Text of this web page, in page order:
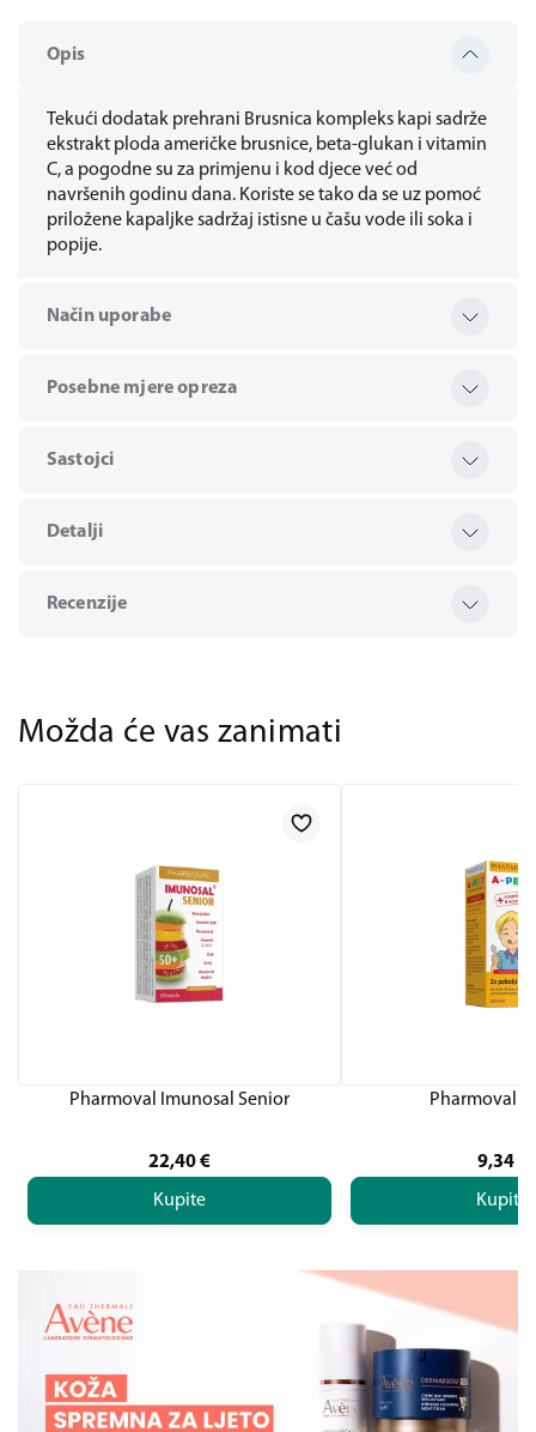
Opis
Tekući dodatak prehrani Brusnica kompleks kapi sadrže
ekstrakt ploda američke brusnice, beta-glukan i vitamin
C, a pogodne su za primjenu i kod djece već od
navršenih godinu dana. Koriste se tako da se uz pomoć
priložene kapaljke sadržaj istisne u čašu vode ili soka i
popije.
Način uporabe
Posebne mjere opreza
Sastojci
Detalji
Recenzije
Možda će vas zanimati
Pharmoval Imunosal Senior
22,40€
Kupite
Pharmoval
9,34
Kupite